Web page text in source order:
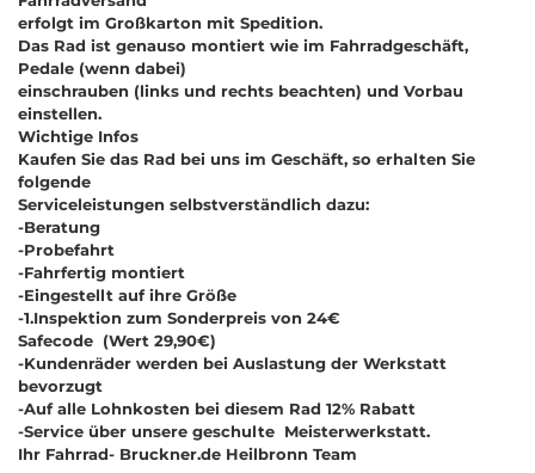
erfolgt im Großkarton mit Spedition.
Das Rad ist genauso montiert wie im Fahrradgeschäft,
Pedale (wenn dabei)
einschrauben (links und rechts beachten) und Vorbau
einstellen.
Wichtige Infos
Kaufen Sie das Rad bei uns im Geschäft, so erhalten Sie
folgende
Serviceleistungen selbstverständlich dazu:
-Beratung
-Probefahrt
-Fahrfertig montiert
-Eingestellt auf ihre Größe
-1.Inspektion zum Sonderpreis von 24€
Safecode (Wert 29,90€)
-Kundenräder werden bei Auslastung der Werkstatt
bevorzugt
-Auf alle Lohnkosten bei diesem Rad 12% Rabatt
-Service über unsere geschulte Meisterwerkstatt.
Ihr Fahrrad- Bruckner.de Heilbronn Team